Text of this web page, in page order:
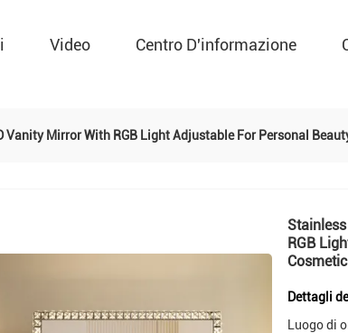
Video Centro D'informazione
Vanity Mirror With RGB Light Adjustable For Personal
RGB
Cosmetic
Dettagli
Luogo di